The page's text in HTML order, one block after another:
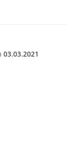
03.03.2021